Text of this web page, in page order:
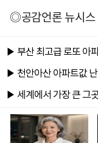
◎공감언론 뉴시스